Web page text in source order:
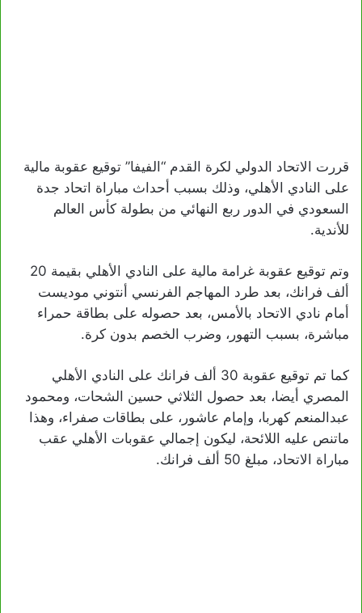
قررت الاتحاد الدولي لكرة القدم “الفيفا” توقيع عقوبة مالية
على النادي الأهلي، وذلك بسبب أحداث مباراة اتحاد جدة
السعودي في الدور ربع النهائي من بطولة كأس العالم
للأندية.
وتم توقيع عقوبة غرامة مالية على النادي الأهلي بقيمة 20
ألف فرانك، بعد طرد المهاجم الفرنسي أنتوني موديست
أمام نادي الاتحاد بالأمس، بعد حصوله على بطاقة حمراء
مباشرة، بسبب التهور، وضرب الخصم بدون كرة.
كما تم توقيع عقوبة 30 ألف فرانك على النادي الأهلي
المصري أيضا، بعد حصول الثلاثي حسين الشحات، ومحمود
عبدالمنعم كهربا، وإمام عاشور، على بطاقات صفراء، وهذا
ماتنص عليه اللائحة، ليكون إجمالي عقوبات الأهلي عقب
مباراة الاتحاد، مبلغ 50 ألف فرانك.